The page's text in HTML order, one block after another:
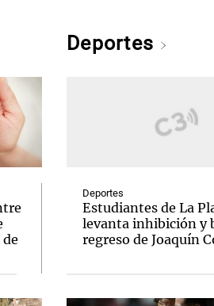
Deportes
Deportes
Estudiantes de La
levanta inhibición y
regreso de Joaquín